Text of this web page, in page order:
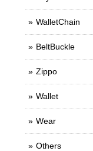
WalletChain
BeltBuckle
Zippo
Wallet
Wear
Others